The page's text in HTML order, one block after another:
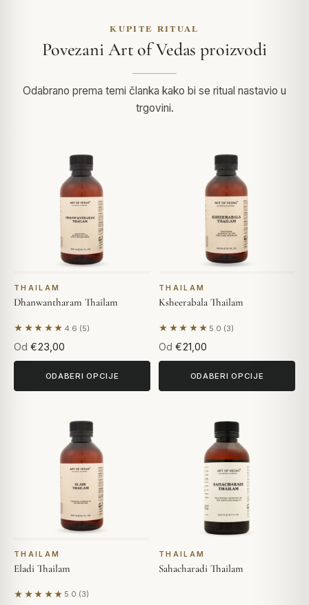
KUPITE RITUAL
Povezani Art of Vedas proizvodi
Odabrano prema temi članka kako bi se ritual nastavio u
trgovini.
THAILAM
Dhanwantharam Thailam
★★★★★ 4.6 (5)
Na temelju 5 recenzija
Od €23,00
ODABERI OPCIJE
THAILAM
Ksheerabala Thailam
★★★★★ 5.0 (3)
Na temelju 3 recenzija
Od €21,00
ODABERI OPCIJE
THAILAM
Eladi Thailam
★★★★★ 5.0 (3)
Na temelju 3 recenzija
THAILAM
Sahacharadi Thailam